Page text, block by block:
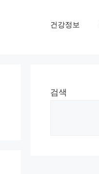
건강정보
검색